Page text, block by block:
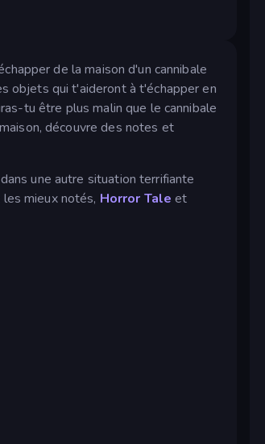
de la maison d'un cannibale
objets qui t'aideront à t'échapper en
tu être plus malin que le cannibale
découvre des notes et
une autre situation terrifiante
mieux notés, Horror Tale et